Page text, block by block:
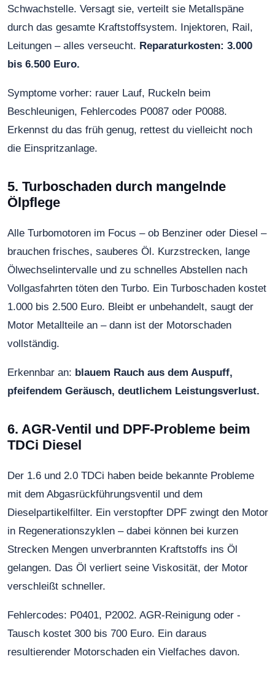
Schwachstelle. Versagt sie, verteilt sie Metallspäne
durch das gesamte Kraftstoffsystem. Injektoren, Rail,
Leitungen – alles verseucht. Reparaturkosten: 3.000
bis 6.500 Euro.
Symptome vorher: rauer Lauf, Ruckeln beim
Beschleunigen, Fehlercodes P0087 oder P0088.
Erkennst du das früh genug, rettest du vielleicht noch
die Einspritzanlage.
5. Turboschaden durch mangelnde
Ölpflege
Alle Turbomotoren im Focus – ob Benziner oder Diesel –
brauchen frisches, sauberes Öl. Kurzstrecken, lange
Ölwechselintervalle und zu schnelles Abstellen nach
Vollgasfahrten töten den Turbo. Ein Turboschaden kostet
1.000 bis 2.500 Euro. Bleibt er unbehandelt, saugt der
Motor Metallteile an – dann ist der Motorschaden
vollständig.
Erkennbar an: blauem Rauch aus dem Auspuff,
pfeifendem Geräusch, deutlichem Leistungsverlust.
6. AGR-Ventil und DPF-Probleme beim
TDCi Diesel
Der 1.6 und 2.0 TDCi haben beide bekannte Probleme
mit dem Abgasrückführungsventil und dem
Dieselpartikelfilter. Ein verstopfter DPF zwingt den Motor
in Regenerationszyklen – dabei können bei kurzen
Strecken Mengen unverbrannten Kraftstoffs ins Öl
gelangen. Das Öl verliert seine Viskosität, der Motor
verschleißt schneller.
Fehlercodes: P0401, P2002. AGR-Reinigung oder -
Tausch kostet 300 bis 700 Euro. Ein daraus
resultierender Motorschaden ein Vielfaches davon.